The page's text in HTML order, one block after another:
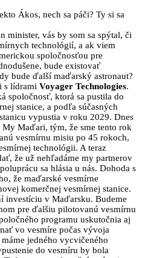
Ákos, nech sa páči? Ty si sa
minister, vás by som sa spýtal, či
technológií, a ak viem
spoločnosťou pre
bude existovať
bude ďalší maďarský astronaut?
s lídrami Voyager Technologies.
spoločnosť, ktorá sa pustila do
stanice, a podľa súčasných
vypustia v roku 2029. Dnes
Maďari, tým, že sme tento rok
vesmírnu misiu po 45 rokoch,
technológii. A teraz
že už nehľadáme my partnerov
sa hlásia u nás. Dohoda s
že maďarské vesmírne
komerčnej vesmírnej stanice.
investíciu v Maďarsku. Budeme
pre ďalšiu pilotovanú vesmírnu
programu uskutočnia aj
vo vesmíre počas vývoja
jedného vycvičeného
do vesmíru by bola